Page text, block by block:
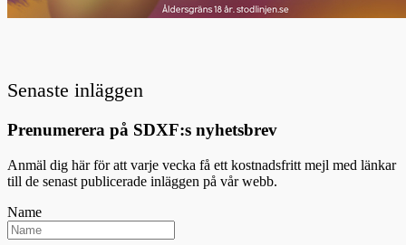
Senaste inläggen
Prenumerera på SDXF:s nyhetsbrev
Anmäl dig här för att varje vecka få ett kostnadsfritt mejl med länkar
till de senast publicerade inläggen på vår webb.
Name